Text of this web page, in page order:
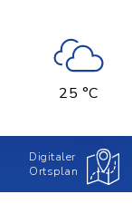
25 °C
Digitaler
Ortsplan